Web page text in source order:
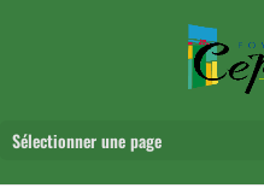
Sélectionner une page